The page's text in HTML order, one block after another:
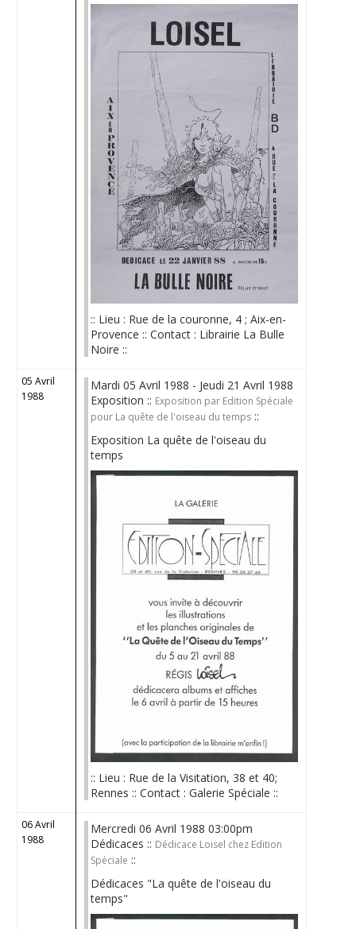
:: Lieu : Rue de la couronne, 4 ; Aix-en-
Provence :: Contact : Librairie La Bulle
Noire ::
05 Avril
1988
Mardi 05 Avril 1988 - Jeudi 21 Avril 1988
Exposition :: Exposition par Edition Spéciale
pour La quête de l'oiseau du temps ::
Exposition La quête de l'oiseau du
temps
:: Lieu : Rue de la Visitation, 38 et 40;
Rennes :: Contact : Galerie Spéciale ::
06 Avril
1988
Mercredi 06 Avril 1988 03:00pm
Dédicaces :: Dédicace Loisel chez Edition
Spéciale ::
Dédicaces "La quête de l'oiseau du
temps"